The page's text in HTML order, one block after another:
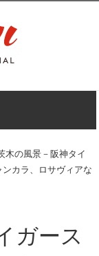
木の風景－阪神タイ
カラ、ロサヴィアな
ガース